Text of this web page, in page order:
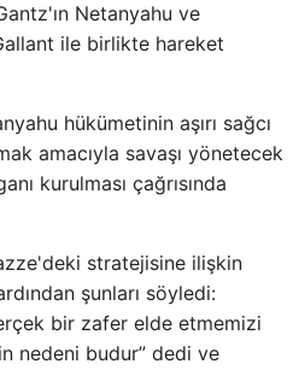
Netanyahu ve
ile birlikte hareket
hükümetinin aşırı sağcı
amacıyla savaşı yönetecek
kurulması çağrısında
stratejisine ilişkin
şunları söyledi:
bir zafer elde etmemizi
nedeni budur” dedi ve